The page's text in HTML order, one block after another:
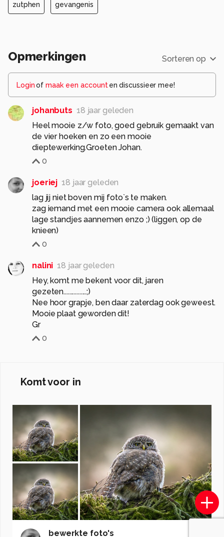
zutphen gevangenis
Opmerkingen Sorteren op
Loginof maak een account en discussieer mee!
johanbuts 18 jaar geleden
Heel mooie z/w foto, goed gebruik gemaakt van
de vier hoeken en zo een mooie
dieptewerking.Groeten Johan.
0
joeriej 18 jaar geleden
lag jij niet boven mij foto`s te maken.
zag iemand met een mooie camera ook allemaal
lage standjes aannemen enzo ;) (liggen, op de
knieen)
0
nalini 18 jaar geleden
Hey, komt me bekent voor dit, jaren
gezeten................;)
Nee hoor grapje, ben daar zaterdag ook geweest.
Mooie plaat geworden dit!
Gr
0
Komt voor in
bewerkte foto's